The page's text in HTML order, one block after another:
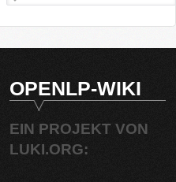
OPENLP-WIKI
EIN PROJEKT VON
LUKI.ORG: